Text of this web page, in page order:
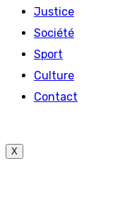
Justice
Société
Sport
Culture
Contact
X